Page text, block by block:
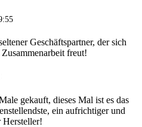
Geschäftspartner, der sich
freut!
gekauft, dieses Mal ist es das
ein aufrichtiger und
Hersteller!